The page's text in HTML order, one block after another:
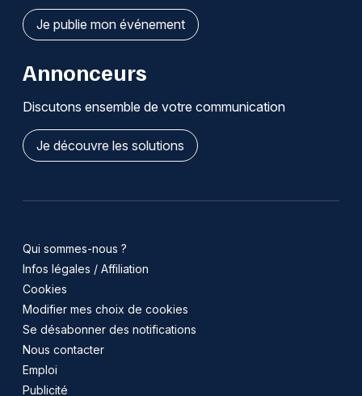
Je publie mon événement
Annonceurs
Discutons ensemble de votre communication
Je découvre les solutions
Qui sommes-nous ?
Infos légales / Affiliation
Cookies
Modifier mes choix de cookies
Se désabonner des notifications
Nous contacter
Emploi
Publicité